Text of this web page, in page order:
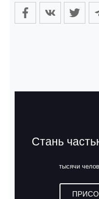
Стань
тысячи